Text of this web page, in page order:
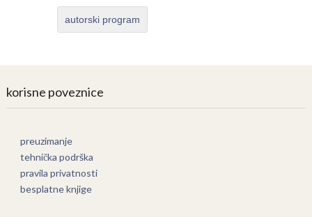
autorski program
korisne poveznice
preuzimanje
tehnička podrška
pravila privatnosti
besplatne knjige